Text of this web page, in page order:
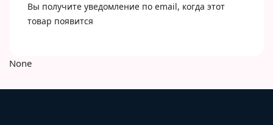
Вы получите уведомление по email, когда этот
товар появится
None